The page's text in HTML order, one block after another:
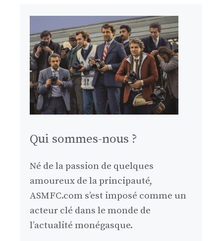
Qui sommes-nous ?
Né de la passion de quelques
amoureux de la principauté,
ASMFC.com s’est imposé comme un
acteur clé dans le monde de
l’actualité monégasque.